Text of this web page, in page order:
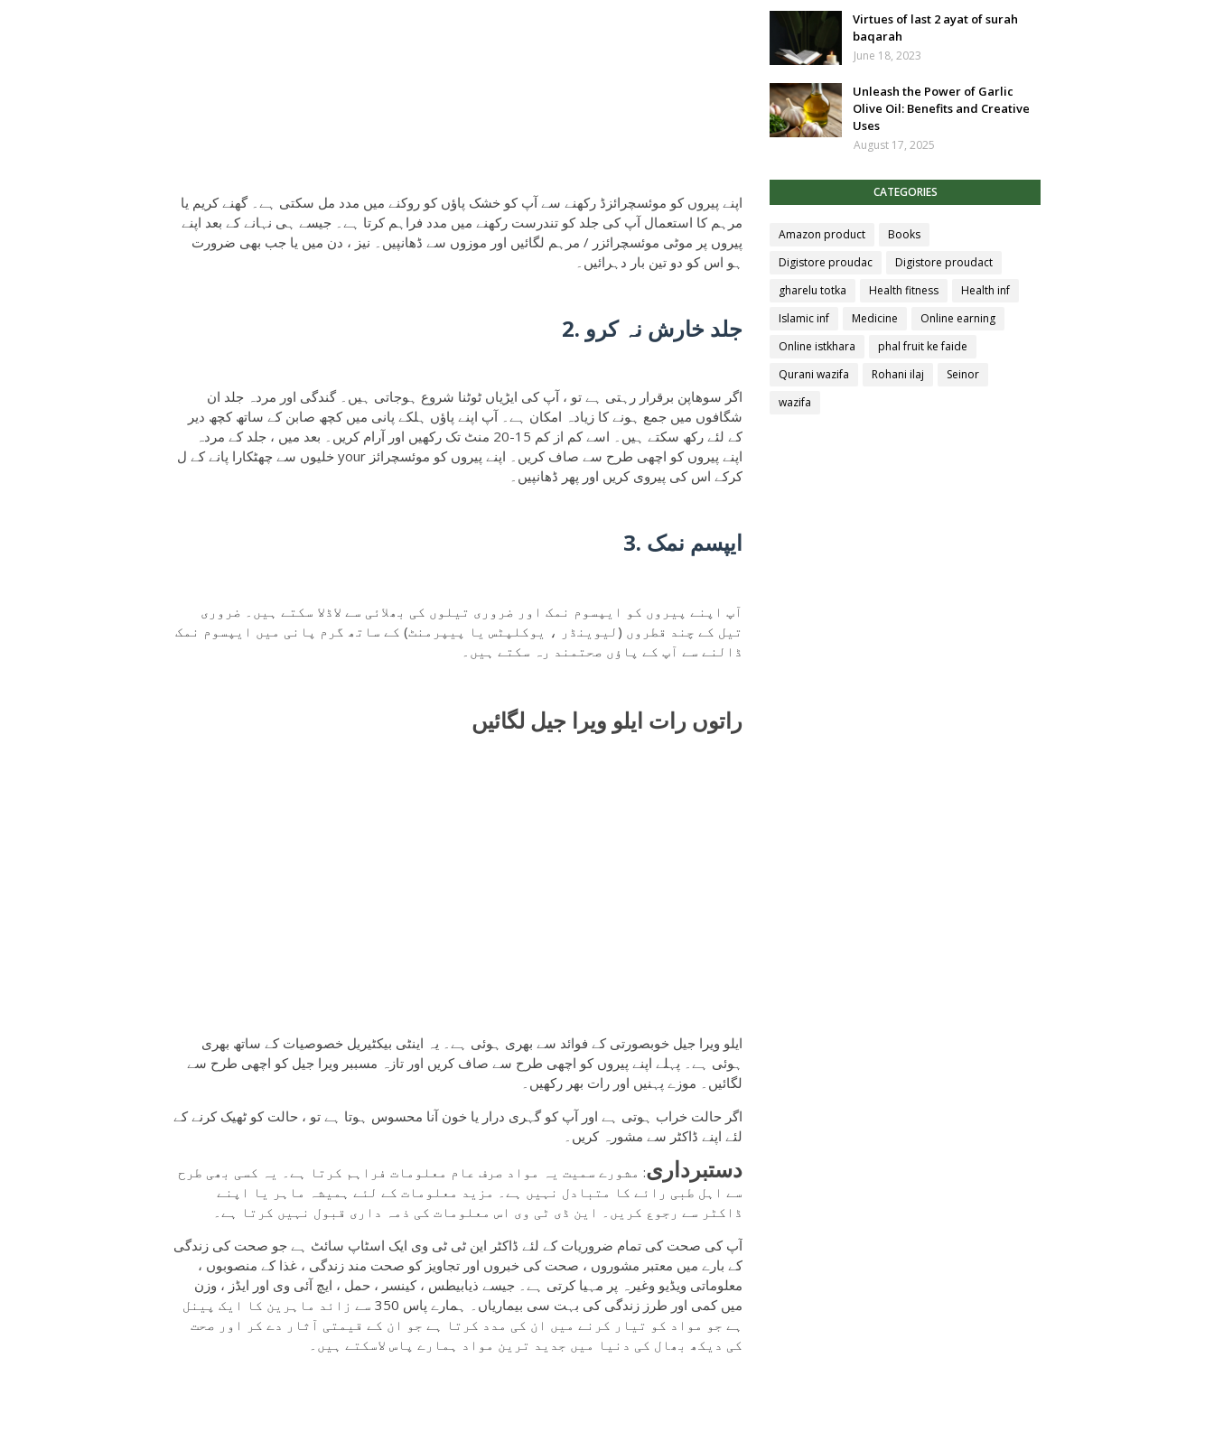
اپنے پیروں کو موئسچرائزڈ رکھنے سے آپ کو خشک پاؤں کو روکنے میں مدد مل سکتی ہے۔ گھنے کریم یا
مرہم کا استعمال آپ کی جلد کو تندرست رکھنے میں مدد فراہم کرتا ہے۔ جیسے ہی نہانے کے بعد اپنے
پیروں پر موٹی موئسچرائزر / مرہم لگائیں اور موزوں سے ڈھانپیں۔ نیز ، دن میں یا جب بھی ضرورت
ہو اس کو دو تین بار دہرائیں۔
2. جلد خارش نہ کرو
اگر سوھاپن برقرار رہتی ہے تو ، آپ کی ایڑیاں ٹوٹنا شروع ہوجاتی ہیں۔ گندگی اور مردہ جلد ان
شگافوں میں جمع ہونے کا زیادہ امکان ہے۔ آپ اپنے پاؤں ہلکے پانی میں کچھ صابن کے ساتھ کچھ دیر
کے لئے رکھ سکتے ہیں۔ اسے کم از کم 15-20 منٹ تک رکھیں اور آرام کریں۔ بعد میں ، جلد کے مردہ
خلیوں سے چھٹکارا پانے کے ل your اپنے پیروں کو اچھی طرح سے صاف کریں۔ اپنے پیروں کو موئسچرائز
کرکے اس کی پیروی کریں اور پھر ڈھانپیں۔
3. ایپسم نمک
آپ اپنے پیروں کو ایپسوم نمک اور ضروری تیلوں کی بھلائی سے لاڈلا سکتے ہیں۔ ضروری
تیل کے چند قطروں (لیوینڈر ، یوکلپٹس یا پیپرمنٹ) کے ساتھ گرم پانی میں ایپسوم نمک
ڈالنے سے آپ کے پاؤں صحتمند رہ سکتے ہیں۔
راتوں رات ایلو ویرا جیل لگائیں
ایلو ویرا جیل خوبصورتی کے فوائد سے بھری ہوئی ہے۔ یہ اینٹی بیکٹیریل خصوصیات کے ساتھ بھری
ہوئی ہے۔ پہلے اپنے پیروں کو اچھی طرح سے صاف کریں اور تازہ مسببر ویرا جیل کو اچھی طرح سے
لگائیں۔ موزے پہنیں اور رات بھر رکھیں۔
اگر حالت خراب ہوتی ہے اور آپ کو گہری درار یا خون آنا محسوس ہوتا ہے تو ، حالت کو ٹھیک کرنے کے
لئے اپنے ڈاکٹر سے مشورہ کریں۔
دستبرداری: مشورے سمیت یہ مواد صرف عام معلومات فراہم کرتا ہے۔ یہ کسی بھی طرح
سے اہل طبی رائے کا متبادل نہیں ہے۔ مزید معلومات کے لئے ہمیشہ ماہر یا اپنے
ڈاکٹر سے رجوع کریں۔ این ڈی ٹی وی اس معلومات کی ذمہ داری قبول نہیں کرتا ہے۔
آپ کی صحت کی تمام ضروریات کے لئے ڈاکٹر این ٹی ٹی وی ایک اسٹاپ سائٹ ہے جو صحت کی زندگی
کے بارے میں معتبر مشوروں ، صحت کی خبروں اور تجاویز کو صحت مند زندگی ، غذا کے منصوبوں ،
معلوماتی ویڈیو وغیرہ پر مہیا کرتی ہے۔ جیسے ذیابیطس ، کینسر ، حمل ، ایچ آئی وی اور ایڈز ، وزن
میں کمی اور طرز زندگی کی بہت سی بیماریاں۔ ہمارے پاس 350 سے زائد ماہرین کا ایک پینل
ہے جو مواد کو تیار کرنے میں ان کی مدد کرتا ہے جو ان کے قیمتی آثار دے کر اور صحت
کی دیکھ بھال کی دنیا میں جدید ترین مواد ہمارے پاس لاسکتے ہیں۔
Virtues of last 2 ayat of surah
baqarah
June 18, 2023
Unleash the Power of Garlic
Olive Oil: Benefits and Creative
Uses
August 17, 2025
CATEGORIES
Amazon product
Books
Digistore proudac
Digistore proudact
gharelu totka
Health fitness
Health inf
Islamic inf
Medicine
Online earning
Online istkhara
phal fruit ke faide
Qurani wazifa
Rohani ilaj
Seinor
wazifa